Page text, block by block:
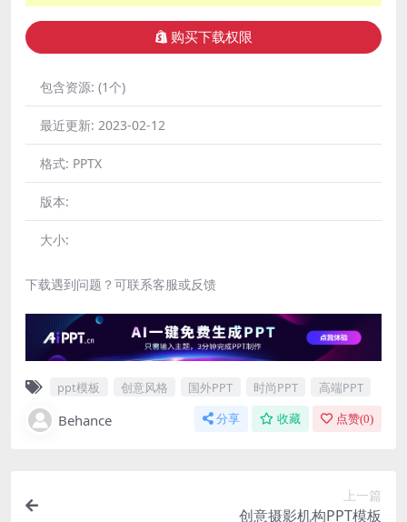
购买下载权限
包含资源: (1个)
最近更新: 2023-02-12
格式: PPTX
版本:
大小:
下载遇到问题？可联系客服或反馈
ppt模板 创意风格 国外PPT 时尚PPT 高端PPT
Behance 分享 收藏 点赞(0)
上一篇
创意摄影机构PPT模板